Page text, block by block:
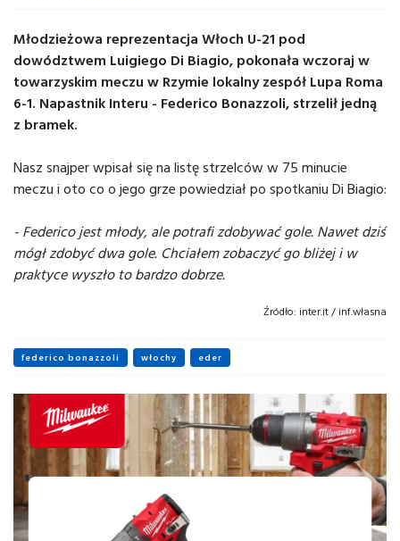
Młodzieżowa reprezentacja Włoch U-21 pod
dowództwem Luigiego Di Biagio, pokonała wczoraj w
towarzyskim meczu w Rzymie lokalny zespół Lupa Roma
6-1. Napastnik Interu - Federico Bonazzoli, strzelił jedną
z bramek.
Nasz snajper wpisał się na listę strzelców w 75 minucie
meczu i oto co o jego grze powiedział po spotkaniu Di Biagio:
- Federico jest młody, ale potrafi zdobywać gole. Nawet dziś
mógł zdobyć dwa gole. Chciałem zobaczyć go bliżej i w
praktyce wyszło to bardzo dobrze.
Źródło: inter.it / inf.własna
federico bonazzoli włochy eder